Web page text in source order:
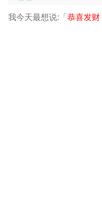
我今天最想说:「 恭喜发财